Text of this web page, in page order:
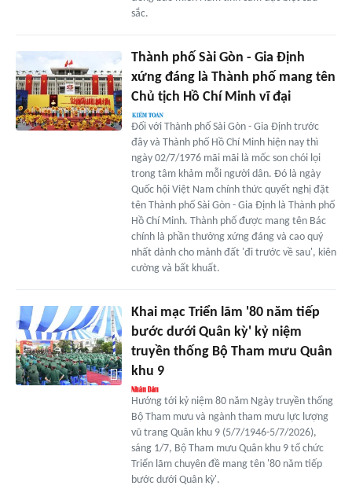
sắc.
Thành phố Sài Gòn - Gia Định
xứng đáng là Thành phố mang tên
Chủ tịch Hồ Chí Minh vĩ đại
Đối với Thành phố Sài Gòn - Gia Định trước
đây và Thành phố Hồ Chí Minh hiện nay thì
ngày 02/7/1976 mãi mãi là mốc son chói lọi
trong tâm khảm mỗi người dân. Đó là ngày
Quốc hội Việt Nam chính thức quyết nghị đặt
tên Thành phố Sài Gòn - Gia Định là Thành phố
Hồ Chí Minh. Thành phố được mang tên Bác
chính là phần thưởng xứng đáng và cao quý
nhất dành cho mảnh đất 'đi trước về sau', kiên
cường và bất khuất.
Khai mạc Triển lãm '80 năm tiếp
bước dưới Quân kỳ' kỷ niệm
truyền thống Bộ Tham mưu Quân
khu 9
Hướng tới kỷ niệm 80 năm Ngày truyền thống
Bộ Tham mưu và ngành tham mưu lực lượng
vũ trang Quân khu 9 (5/7/1946-5/7/2026),
sáng 1/7, Bộ Tham mưu Quân khu 9 tổ chức
Triển lãm chuyên đề mang tên '80 năm tiếp
bước dưới Quân kỳ'.